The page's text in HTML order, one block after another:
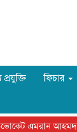
ফিচার
এমরান আহমদ